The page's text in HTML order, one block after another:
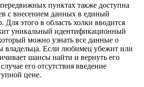
пунктах также доступна
с внесением данных в единый
Для этого в область холки вводится
уникальный идентификационный
можно узнать все данные о
владельца. Если любимец убежит или
шансы найти и вернуть его
его отсутствия введение
цене.